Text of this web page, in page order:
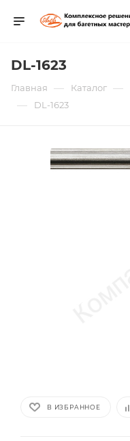
DL-1623
Главная — Каталог —
— DL-1623
В ИЗБРАННОЕ